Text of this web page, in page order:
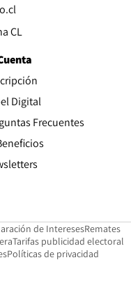
CL
Digital
Frecuentes
in new window
de InteresesOpens in
Remates
Opens in new window
Tarifas publicidad electoral
Políticas de privacidad